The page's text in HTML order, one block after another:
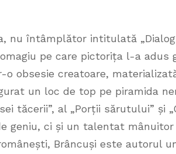
nu întâmplător intitulată
pe care pictorița l-a adus
obsesie creatoare,
un loc de top pe piramida
tăcerii”, al „Porții sărutului” și
geniu, ci și un talentat
Brâncuși este autorul